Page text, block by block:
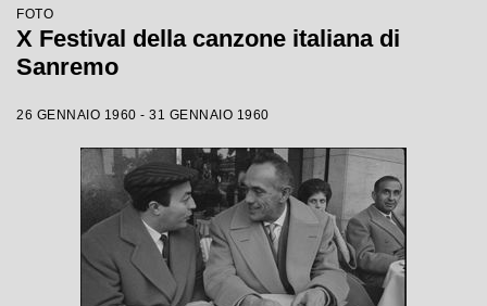
FOTO
X Festival della canzone italiana di
Sanremo
26 GENNAIO 1960 - 31 GENNAIO 1960